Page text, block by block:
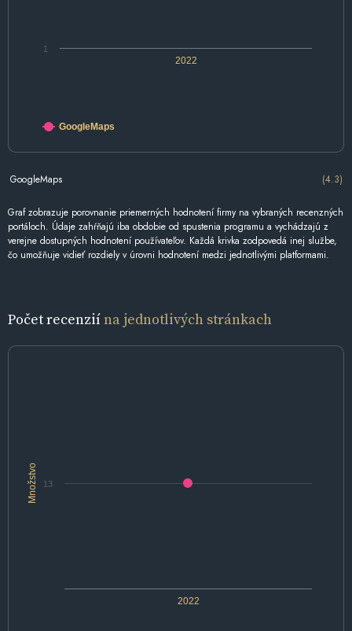
2022
1
GoogleMaps
GoogleMaps (4.3)
Graf zobrazuje porovnanie priemerných hodnotení firmy na vybraných recenzných
portáloch. Údaje zahŕňajú iba obdobie od spustenia programu a vychádzajú z
verejne dostupných hodnotení používateľov. Každá krivka zodpovedá inej službe,
čo umožňuje vidieť rozdiely v úrovni hodnotení medzi jednotlivými platformami.
Počet recenziína jednotlivých stránkach
Množstvo
2022
13